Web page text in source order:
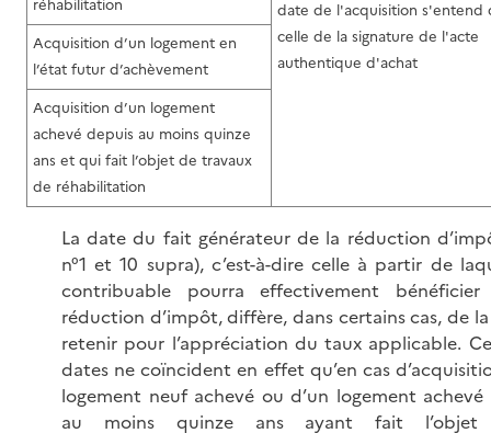
date de l'acquisition s'entend
celle de la signature de l'acte
authentique d'achat
réhabilitation
Acquisition d’un logement en
l’état futur d’achèvement
Acquisition d’un logement
achevé depuis au moins quinze
ans et qui fait l’objet de travaux
de réhabilitation
La date du fait générateur de la réduction
n°1 et 10 supra), c’est-à-dire celle à partir de
contribuable pourra effectivement
réduction d’impôt, diffère, dans certains cas, de
retenir pour l’appréciation du taux applicable.
dates ne coïncident en effet qu’en cas
logement neuf achevé ou d’un logement achevé
au moins quinze ans ayant fait l’objet